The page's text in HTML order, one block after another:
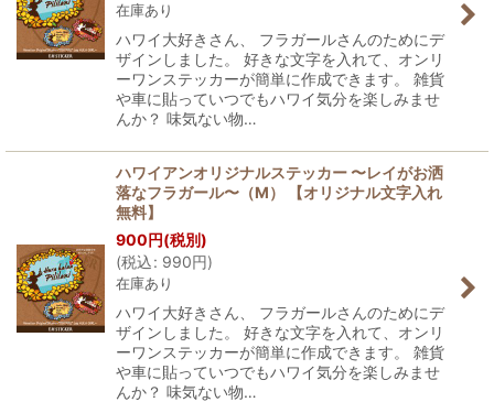
在庫あり
ハワイ大好きさん、 フラガールさんのためにデ
ザインしました。 好きな文字を入れて、オンリ
ーワンステッカーが簡単に作成できます。 雑貨
や車に貼っていつでもハワイ気分を楽しみませ
んか？ 味気ない物…
ハワイアンオリジナルステッカー 〜レイがお洒
落なフラガール〜（M） 【オリジナル文字入れ
無料】
900円(税別)
(税込: 990円)
在庫あり
ハワイ大好きさん、 フラガールさんのためにデ
ザインしました。 好きな文字を入れて、オンリ
ーワンステッカーが簡単に作成できます。 雑貨
や車に貼っていつでもハワイ気分を楽しみませ
んか？ 味気ない物…